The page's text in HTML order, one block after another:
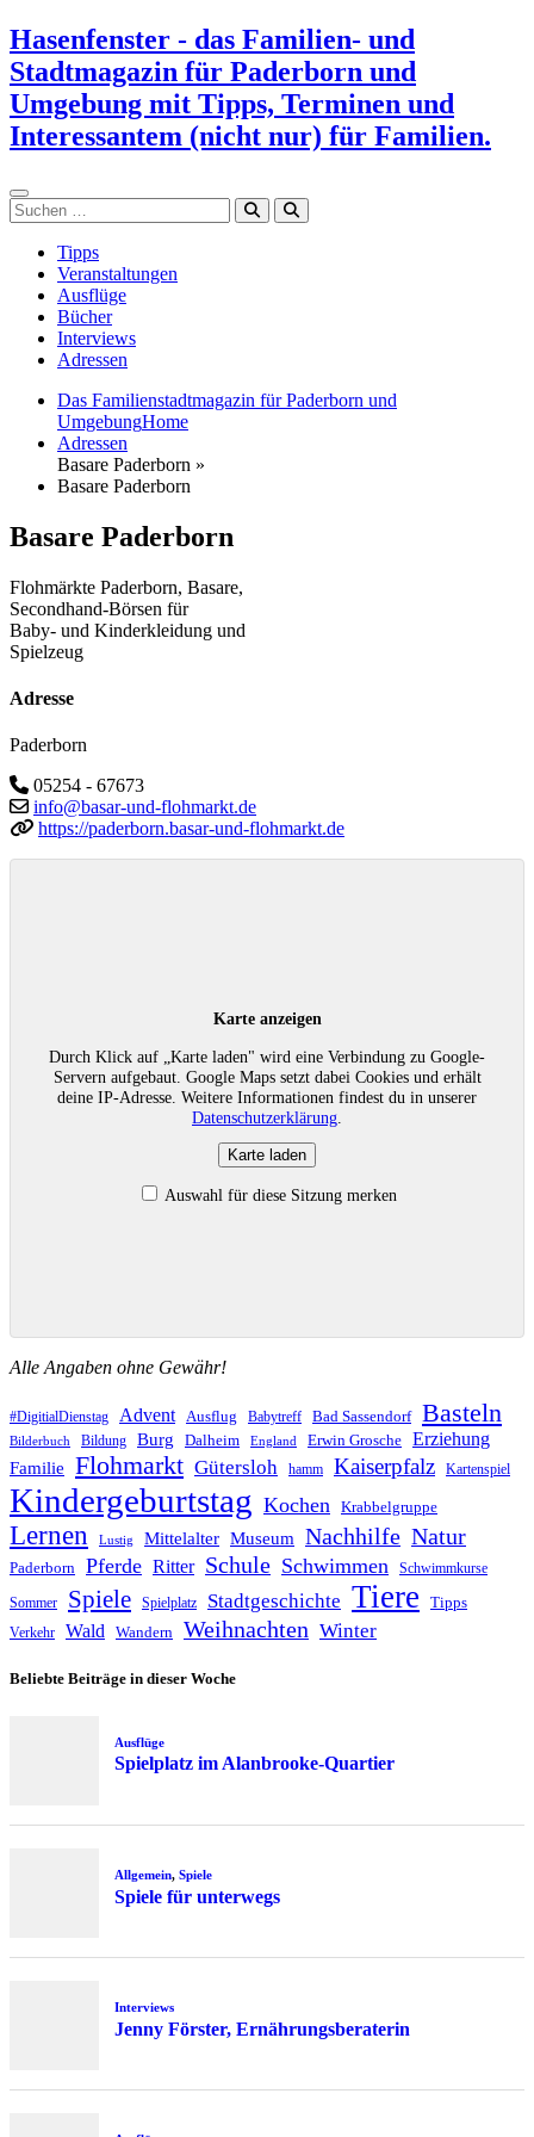
Zum
Inhalt
springen
Hasenfenster - das Familien- und
Stadtmagazin für Paderborn und
Umgebung mit Tipps, Terminen und
Interessantem (nicht nur) für Familien.
Suchen
Tipps
Veranstaltungen
Ausflüge
Bücher
Interviews
Adressen
Das Familienstadtmagazin für Paderborn und
UmgebungHome
Adressen
Basare Paderborn »
Basare Paderborn
Basare Paderborn
Flohmärkte Paderborn, Basare,
Secondhand-Börsen für
Baby- und Kinderkleidung und
Spielzeug
Adresse
Paderborn
05254 - 67673
info@basar-und-flohmarkt.de
https://paderborn.basar-und-flohmarkt.de
Karte anzeigen
Durch Klick auf „Karte laden" wird eine Verbindung zu Google-
Servern aufgebaut. Google Maps setzt dabei Cookies und erhält
deine IP-Adresse. Weitere Informationen findest du in unserer
Datenschutzerklärung
Karte laden
Auswahl für diese Sitzung merken
Alle Angaben ohne Gewähr!
#DigitialDienstag Advent Ausflug Babytreff Bad Sassendorf Basteln
Bilderbuch Bildung Burg Dalheim England Erwin Grosche Erziehung
Familie Flohmarkt Gütersloh hamm Kaiserpfalz Kartenspiel
Kindergeburtstag Kochen Krabbelgruppe
Lernen Lustig Mittelalter Museum Nachhilfe Natur
Paderborn Pferde Ritter Schule Schwimmen Schwimmkurse
Sommer Spiele Spielplatz Stadtgeschichte Tiere Tipps
Verkehr Wald Wandern Weihnachten Winter
Beliebte Beiträge in dieser Woche
Ausflüge
Spielplatz im Alanbrooke-Quartier
Allgemein, Spiele
Spiele für unterwegs
Interviews
Jenny Förster, Ernährungsberaterin